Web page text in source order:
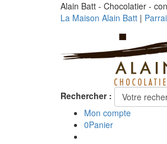
Alain Batt - Chocolatier -
La Maison Alain Batt |
Rechercher :
Mon compte
0Panier